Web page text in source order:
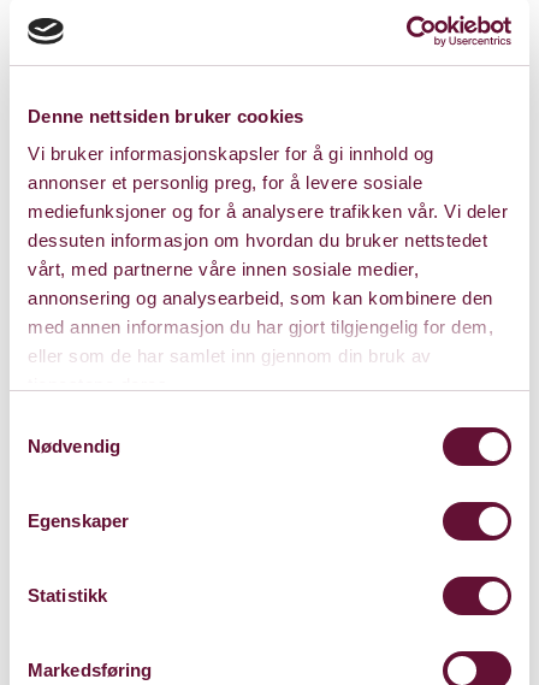
Denne nettsiden bruker cookies
Vi bruker informasjonskapsler for å gi innhold og
annonser et personlig preg, for å levere sosiale
mediefunksjoner og for å analysere trafikken vår. Vi deler
dessuten informasjon om hvordan du bruker nettstedet
vårt, med partnerne våre innen sosiale medier,
annonsering og analysearbeid, som kan kombinere den
med annen informasjon du har gjort tilgjengelig for dem,
eller som de har samlet inn gjennom din bruk av
Nødvendig
Egenskaper
Statistikk
Markedsføring
Om konserten
Om Bregović
Les mer